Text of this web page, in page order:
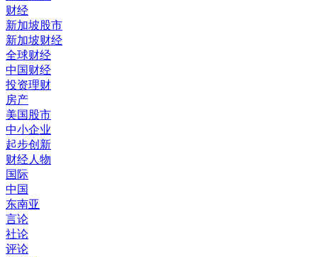
财经
新加坡股市
新加坡财经
全球财经
中国财经
投资理财
房产
美国股市
中小企业
起步创新
财经人物
国际
中国
东南亚
言论
社论
评论